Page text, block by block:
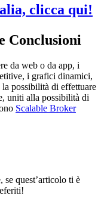
clicca qui!
Conclusioni
da web o da app, i
i grafici dinamici,
possibilità di effettuare
uniti alla possibilità di
Scalable Broker
quest’articolo ti è